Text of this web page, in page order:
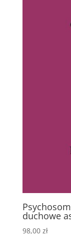
duchowe
98,00 zł